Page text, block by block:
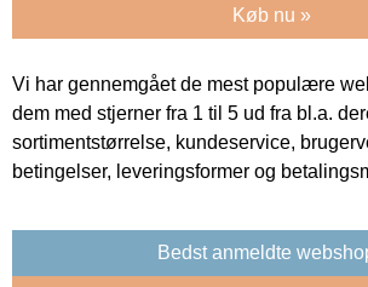
Køb nu »
Vi har gennemgået de mest populære
dem med stjerner fra 1 til 5 ud fra bl.a.
sortimentstørrelse, kundeservice,
betingelser, leveringsformer og
Bedst anmeldte